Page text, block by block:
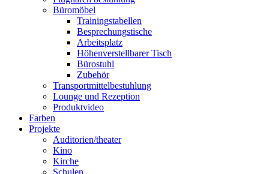
Büromöbel
Trainingstabellen
Besprechungstische
Arbeitsplatz
Höhenverstellbarer Tisch
Bürostuhl
Zubehör
Transportmittelbestuhlung
Lounge und Rezeption
Produktvideo
Farben
Projekte
Auditorien/theater
Kino
Kirche
Schulen